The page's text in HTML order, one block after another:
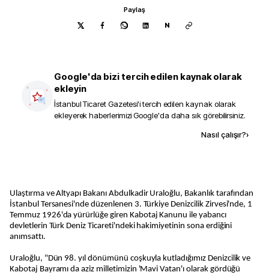
Paylaş
N
Google'da bizi tercih edilen kaynak olarak
ekleyin
İstanbul Ticaret Gazetesi'i tercih edilen kaynak olarak
ekleyerek haberlerimizi Google'da daha sık görebilirsiniz.
Nasıl çalışır?›
Ulaştırma ve Altyapı Bakanı Abdulkadir Uraloğlu, Bakanlık tarafından
İstanbul Tersanesi'nde düzenlenen 3. Türkiye Denizcilik Zirvesi'nde, 1
Temmuz 1926'da yürürlüğe giren Kabotaj Kanunu ile yabancı
devletlerin Türk Deniz Ticareti'ndeki hakimiyetinin sona erdiğini
anımsattı.
Uraloğlu, "Dün 98. yıl dönümünü coşkuyla kutladığımız Denizcilik ve
Kabotaj Bayramı da aziz milletimizin 'Mavi Vatan'ı olarak gördüğü